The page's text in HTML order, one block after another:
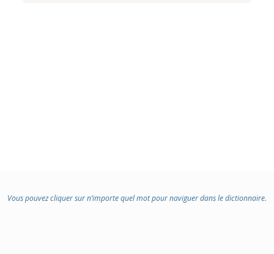
Vous pouvez cliquer sur n’importe quel mot pour naviguer dans le dictionnaire.